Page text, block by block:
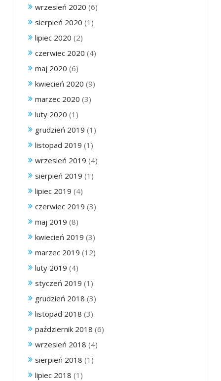
wrzesień 2020 (6)
sierpień 2020 (1)
lipiec 2020 (2)
czerwiec 2020 (4)
maj 2020 (6)
kwiecień 2020 (9)
marzec 2020 (3)
luty 2020 (1)
grudzień 2019 (1)
listopad 2019 (1)
wrzesień 2019 (4)
sierpień 2019 (1)
lipiec 2019 (4)
czerwiec 2019 (3)
maj 2019 (8)
kwiecień 2019 (3)
marzec 2019 (12)
luty 2019 (4)
styczeń 2019 (1)
grudzień 2018 (3)
listopad 2018 (3)
październik 2018 (6)
wrzesień 2018 (4)
sierpień 2018 (1)
lipiec 2018 (1)